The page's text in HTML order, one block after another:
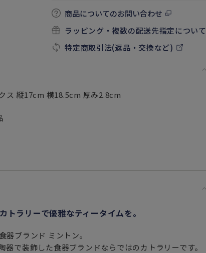
商品についてのお問い合わせ
ラッピング・複数の配送先指定について
特定商取引法(返品・交換など)
ス 縦17cm 横18.5cm 厚み2.8cm
ラリーで優雅なティータイムを。
ブランド ミントン。
で装飾した食器ブランドならではのカトラリーです。